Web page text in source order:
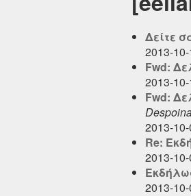
Δείτε
2013-
Fwd:
2013-
Fwd:
2013-
Re:
2013-
2013-